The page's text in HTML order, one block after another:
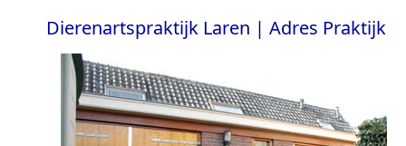
Dierenartspraktijk Laren | Adres Praktijk